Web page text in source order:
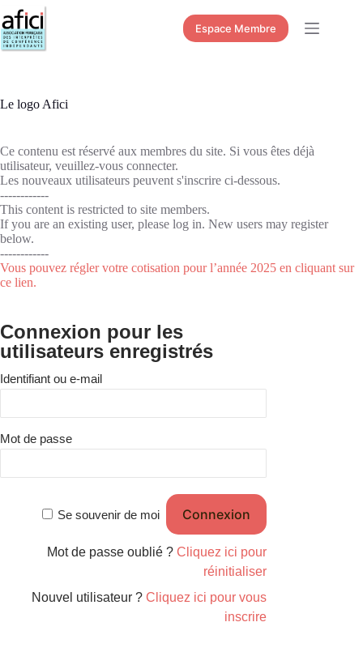
Passer
au
contenu
Espace Membre
Le logo Afici
Ce contenu est réservé aux membres du site. Si vous êtes déjà
utilisateur, veuillez-vous connecter.
Les nouveaux utilisateurs peuvent s'inscrire ci-dessous.
------------
This content is restricted to site members.
If you are an existing user, please log in. New users may register
below.
------------
Vous pouvez régler votre cotisation pour l’année 2025 en cliquant sur
ce lien.
Connexion pour les
utilisateurs enregistrés
Identifiant ou e-mail
Mot de passe
Se souvenir de moi
Mot de passe oublié ?Cliquez ici pour
réinitialiser
Nouvel utilisateur ?Cliquez ici pour vous
inscrire